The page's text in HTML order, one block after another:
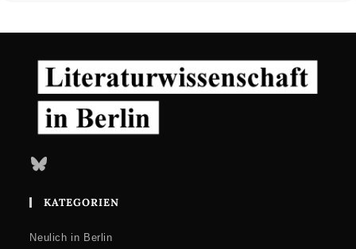
Bluesky
KATEGORIEN
Neulich in Berlin